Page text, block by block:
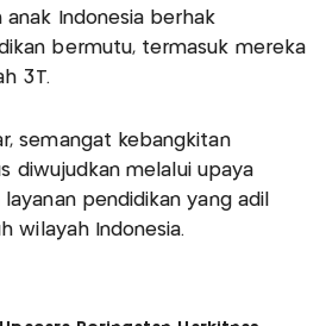
anak Indonesia berhak
bermutu, termasuk mereka
3T.
semangat kebangkitan
diwujudkan melalui upaya
pendidikan yang adil
wilayah Indonesia.